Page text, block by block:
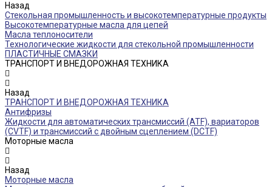
Назад
Стекольная промышленность и высокотемпературные продукты
Высокотемпературные масла для цепей
Масла теплоносители
Технологические жидкости для стекольной промышленности
ПЛАСТИЧНЫЕ СМАЗКИ
ТРАНСПОРТ И ВНЕДОРОЖНАЯ ТЕХНИКА
Назад
ТРАНСПОРТ И ВНЕДОРОЖНАЯ ТЕХНИКА
Антифризы
Жидкости для автоматических трансмиссий (ATF), вариаторов
(CVTF) и трансмиссий с двойным сцеплением (DCTF)
Моторные масла
Назад
Моторные масла